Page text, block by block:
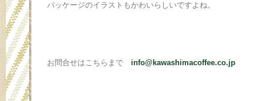
パッケージのイラストもかわいらしいですよね。
お問合せはこちらまで info@kawashimacoffee.co.jp